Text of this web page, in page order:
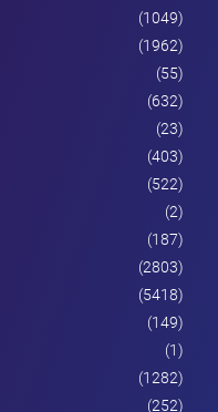
(1049)
(1962)
(55)
(632)
(23)
(403)
(522)
(2)
(187)
(2803)
(5418)
(149)
(1)
(1282)
(252)